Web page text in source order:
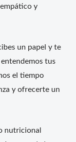
y
un papel y te
tus
el tiempo
y ofrecerte un
nutricional